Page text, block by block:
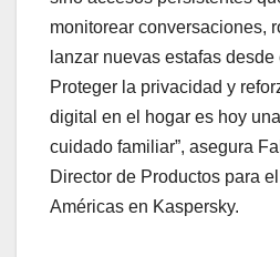
monitorear conversaciones,
lanzar nuevas estafas
Proteger la privacidad y
digital en el hogar es hoy
cuidado familiar”, asegura
Director de Productos para
Américas en Kaspersky.